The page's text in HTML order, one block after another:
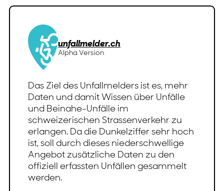
unfallmelder.ch
Alpha Version
Das Ziel des Unfallmelders ist es, mehr
Daten und damit Wissen über Unfälle
und Beinahe-Unfälle im
schweizerischen Strassenverkehr zu
erlangen. Da die Dunkelziffer sehr hoch
ist, soll durch dieses niederschwellige
Angebot zusätzliche Daten zu den
offiziell erfassten Unfällen gesammelt
werden.